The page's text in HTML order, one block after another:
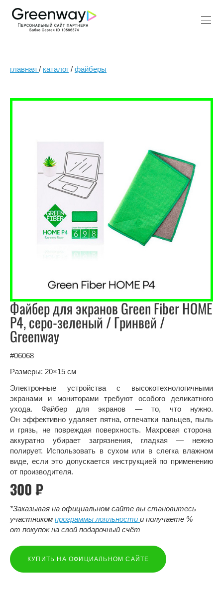
главная / каталог / файберы
Файбер для экранов Green Fiber HOME
P4, серо-зеленый / Гринвей /
Greenway
#06068
Размеры: 20×15 см
Электронные устройства с высокотехнологичными
экранами и мониторами требуют особого деликатного
ухода. Файбер для экранов — то, что нужно.
Он эффективно удаляет пятна, отпечатки пальцев, пыль
и грязь, не повреждая поверхность. Махровая сторона
аккуратно убирает загрязнения, гладкая — нежно
полирует. Использовать в сухом или в слегка влажном
виде, если это допускается инструкцией по применению
от производителя.
300 ₽
*Заказывая на официальном сайте вы становитесь
участником программы лояльности и получаете %
от покупок на свой подарочный счёт
КУПИТЬ НА ОФИЦИАЛЬНОМ САЙТЕ